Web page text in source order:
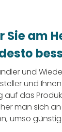
Sie am
und
und
auf das
man sich
umso